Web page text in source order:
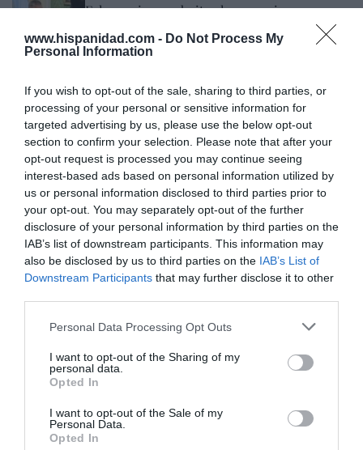
www.hispanidad.com - Do Not Process My
Personal Information
If you wish to opt-out of the sale, sharing to third parties, or
processing of your personal or sensitive information for
targeted advertising by us, please use the below opt-out
section to confirm your selection. Please note that after your
opt-out request is processed you may continue seeing
interest-based ads based on personal information utilized by
us or personal information disclosed to third parties prior to
your opt-out. You may separately opt-out of the further
disclosure of your personal information by third parties on the
IAB’s list of downstream participants. This information may
also be disclosed by us to third parties on the IAB’s List of
Downstream Participants that may further disclose it to other
Personal Data Processing Opt Outs
I want to opt-out of the Sharing of my
personal data.
Opted In
I want to opt-out of the Sale of my
Personal Data.
Opted In
Eslovaquia no admite el gaymonio...
bendecido en otros miembros de la Unión
Europea
ECONOMÍA
Seamos más responsables: no siempre el
banco tiene la culpa
Eulogio López 08/08/26 06:00
INTERNACIONAL
La bomba de Hiroshima no perseguía a
Occidente, la de Nagasaki sí: era la ciudad
católica del Japón
Eulogio López 08/08/26 06:00
historia, de poner la verdadera, de
desmontar la falsificación, es un trabajo
cristiano"
Artículos anteriores